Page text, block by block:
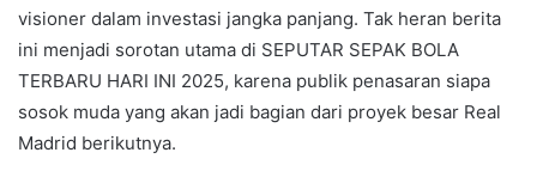
visioner dalam investasi jangka panjang. Tak heran berita
ini menjadi sorotan utama di SEPUTAR SEPAK BOLA
TERBARU HARI INI 2025, karena publik penasaran siapa
sosok muda yang akan jadi bagian dari proyek besar Real
Madrid berikutnya.